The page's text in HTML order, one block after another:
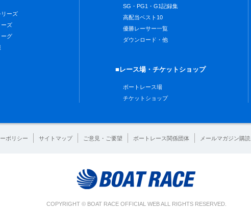
ーズ
ーズ
グ
SG・PG1・G1記録集
高配当ベスト10
優勝レーサー一覧
ダウンロード・他
■レース場・チケットショップ
ボートレース場
チケットショップ
ポリシー サイトマップ ご意見・ご要望 ボートレース関係団体 メールマガジン購読
COPYRIGHT © BOAT RACE OFFICIAL WEB ALL RIGHTS RESERVED.